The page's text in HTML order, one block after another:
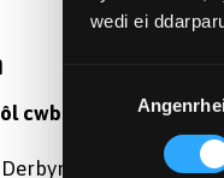
wedi ei
cwblhau pob
yn cyfarfod â